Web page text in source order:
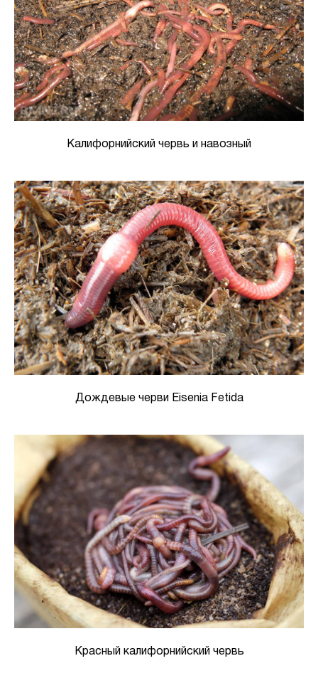
Калифорнийский червь и навозный
Дождевые черви Eisenia Fetida
Красный калифорнийский червь